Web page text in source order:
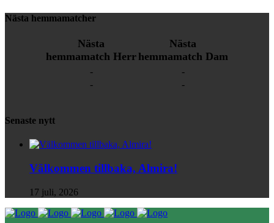
Nästa hemmamatcher
Nästa
hemmamatch Herr
-
-
Nästa
hemmamatch Dam
-
-
Senaste nytt
Välkommen tillbaka, Almira!
17 juli, 2026